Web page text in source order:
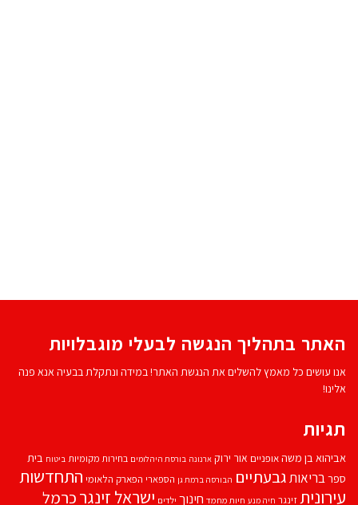
האתר בתהליך הנגשה לבעלי מוגבלויות
אנו עושים כל מאמץ להשלים את הנגשת האתר! במידה ונתקלת בבעיה אנא פנה
אלינו!
תגיות
אביהוא בן משהאופניים אור ירוק ארנונה בורסת היהלומים בחירות מקומיות ביטוח בית
ספרבריאותגבעתיים הבורסה ברמת גן הספארי הפארק הלאומי התחדשות
עירוניתזינגר חיה מנע חיות מחמד חינוך ילדים ישראל זינגרכרמל